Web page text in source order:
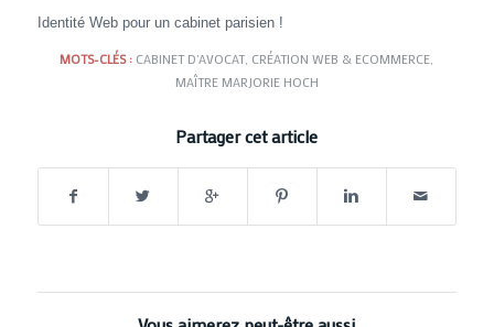
Identité Web pour un cabinet parisien !
MOTS-CLÉS : CABINET D'AVOCAT CRÉATION WEB & ECOMMERCE
MAÎTRE MARJORIE HOCH
Partager cet article